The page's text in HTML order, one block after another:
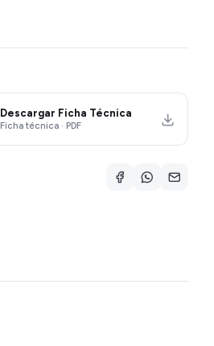
Descargar Ficha Técnica
Ficha técnica · PDF